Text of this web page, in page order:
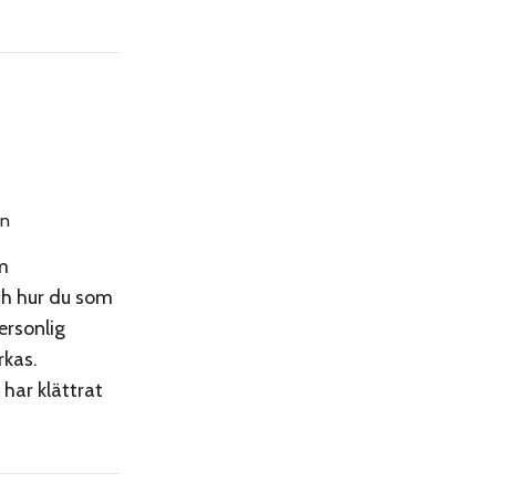
hur du som
har klättrat